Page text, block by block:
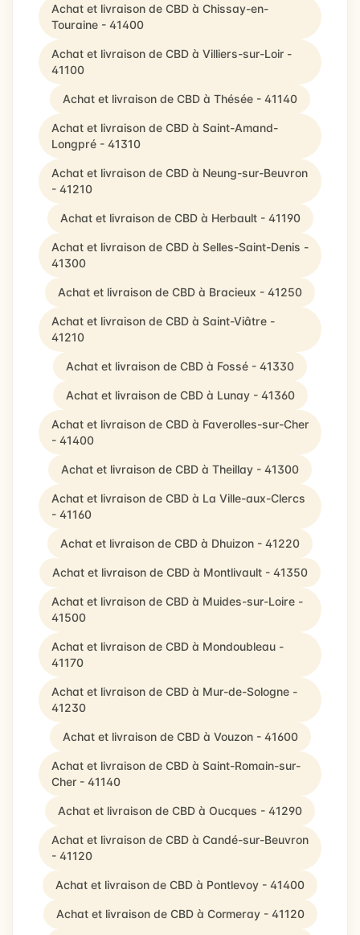
Achat et livraison de CBD à Chissay-en-
Touraine - 41400
Achat et livraison de CBD à Villiers-sur-Loir -
41100
Achat et livraison de CBD à Thésée - 41140
Achat et livraison de CBD à Saint-Amand-
Longpré - 41310
Achat et livraison de CBD à Neung-sur-Beuvron
- 41210
Achat et livraison de CBD à Herbault - 41190
Achat et livraison de CBD à Selles-Saint-Denis -
41300
Achat et livraison de CBD à Bracieux - 41250
Achat et livraison de CBD à Saint-Viâtre -
41210
Achat et livraison de CBD à Fossé - 41330
Achat et livraison de CBD à Lunay - 41360
Achat et livraison de CBD à Faverolles-sur-Cher
- 41400
Achat et livraison de CBD à Theillay - 41300
Achat et livraison de CBD à La Ville-aux-Clercs
- 41160
Achat et livraison de CBD à Dhuizon - 41220
Achat et livraison de CBD à Montlivault - 41350
Achat et livraison de CBD à Muides-sur-Loire -
41500
Achat et livraison de CBD à Mondoubleau -
41170
Achat et livraison de CBD à Mur-de-Sologne -
41230
Achat et livraison de CBD à Vouzon - 41600
Achat et livraison de CBD à Saint-Romain-sur-
Cher - 41140
Achat et livraison de CBD à Oucques - 41290
Achat et livraison de CBD à Candé-sur-Beuvron
- 41120
Achat et livraison de CBD à Pontlevoy - 41400
Achat et livraison de CBD à Cormeray - 41120